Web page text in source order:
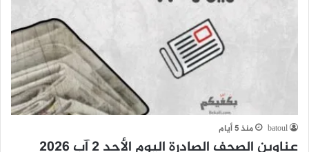
batoul منذ 5 أيام
عناوين الصحف الصادرة اليوم الأحد 2 آب 2026